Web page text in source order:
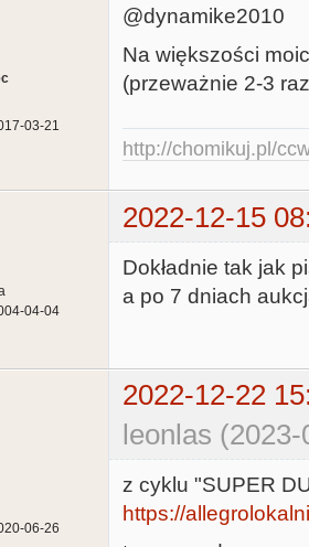
03-21
@dynamike2010
Na większości
(przeważnie 2-3
http://chomikuj.pl/
2022-12-15
04-04
Dokładnie tak jak
a po 7 dniach
2022-12-22
leonlas
06-26
z cyklu "SUPER
https://